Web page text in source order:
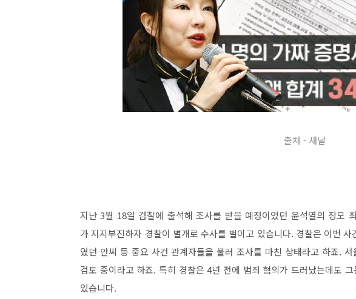
출처 - 새날
지난 3월 18일 검찰에 출석해 조사를 받을 예정이었던 윤석열의 장모
가 지지부진하자 경찰이 별개로 수사를 벌이고 있습니다. 경찰은 이번
였던 안씨 등 중요 사건 관계자들을 불러 조사를 마친 상태라고 하죠.
검토 중이라고 하죠. 특히 경찰은 4년 전에 범죄 혐의가 드러났는데도
있습니다.